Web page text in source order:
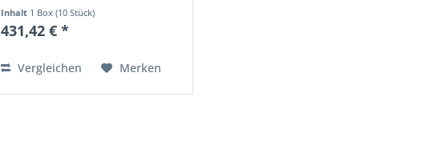
Preisänderung vorbehalten.
Inhalt 1 Box (10 Stück)
431,42 € *
Vergleichen Merken